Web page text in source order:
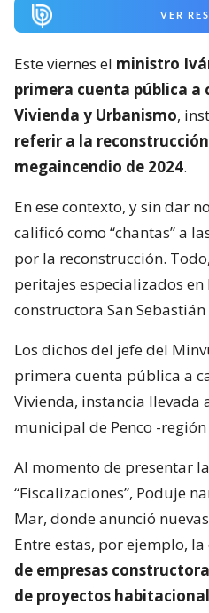
VER
Este viernes el ministro
primera cuenta pública a
Vivienda y Urbanismo,
referir a la
megaincendio de 2024.
En ese contexto, y sin dar
calificó como “chantas” a
por la reconstrucción.
peritajes especializados en
constructora San
Los dichos del jefe del
primera cuenta pública a
Vivienda, instancia llevada
municipal de Penco -
Al momento de presentar
“Fiscalizaciones”, Poduje
Mar, donde anunció
Entre estas, por ejemplo,
de empresas
de proyectos